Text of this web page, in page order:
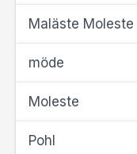
Maläste Moleste
möde
Moleste
Pohl